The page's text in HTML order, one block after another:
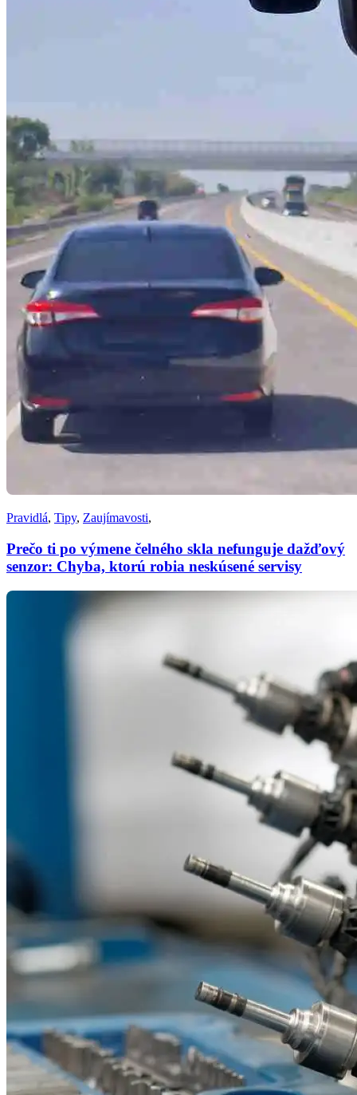
Pravidlá, Tipy, Zaujímavosti,
Prečo ti po výmene čelného skla nefunguje dažďový
senzor: Chyba, ktorú robia neskúsené servisy